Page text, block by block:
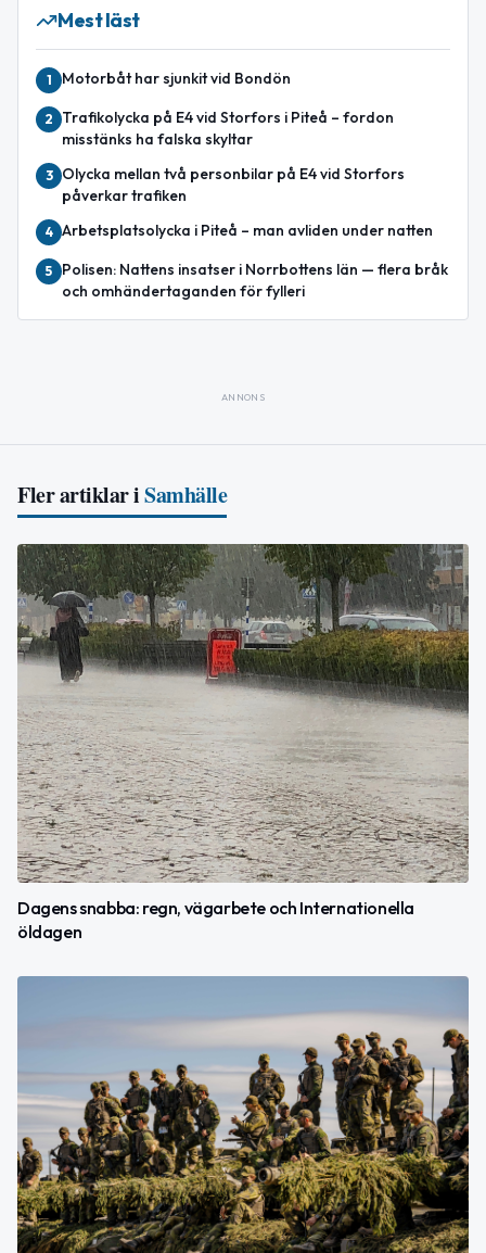
Mest läst
1 Motorbåt har sjunkit vid Bondön
2
Trafikolycka på E4 vid Storfors i Piteå – fordon
misstänks ha falska skyltar
3
Olycka mellan två personbilar på E4 vid Storfors
påverkar trafiken
4 Arbetsplatsolycka i Piteå – man avliden under natten
5
Polisen: Nattens insatser i Norrbottens län — flera bråk
och omhändertaganden för fylleri
ANNONS
Fler artiklar iSamhälle
Dagens snabba: regn, vägarbete och Internationella
öldagen